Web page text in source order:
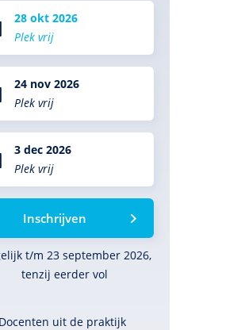
28 okt 2026
Plek vrij
24 nov 2026
Plek vrij
3 dec 2026
Plek vrij
Inschrijven
t/m 23 september 2026,
tenzij eerder vol
Docenten uit de praktijk